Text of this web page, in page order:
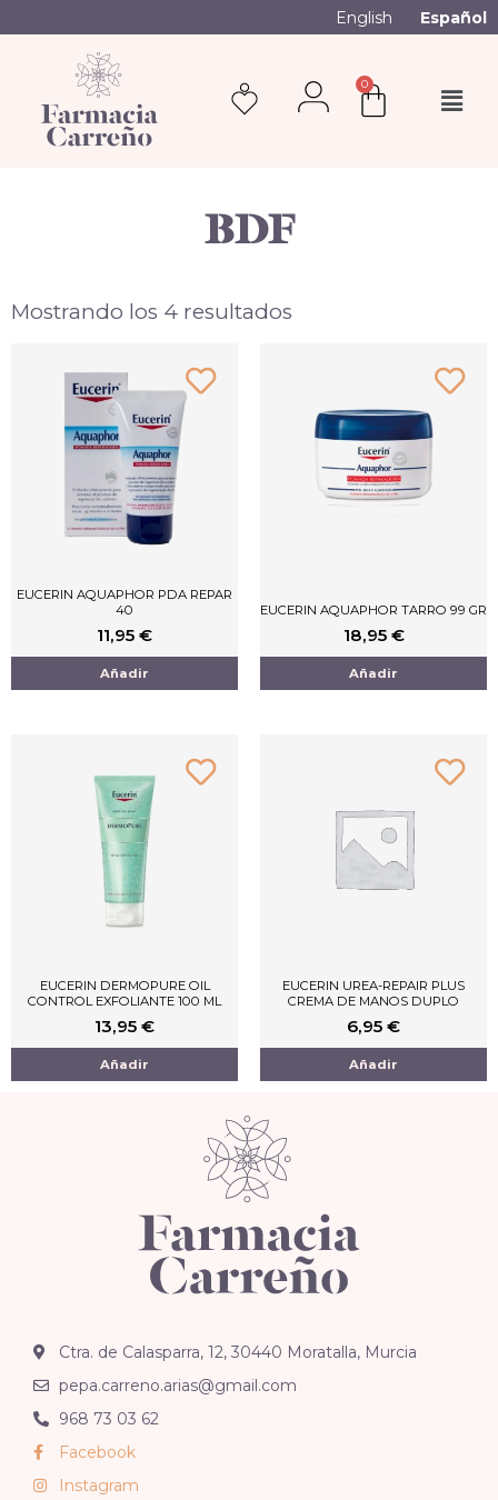
English Español
0
BDF
Mostrando los 4 resultados
EUCERIN AQUAPHOR PDA REPAR
40
11,95 €
Añadir
EUCERIN AQUAPHOR TARRO 99 GR
18,95 €
Añadir
EUCERIN DERMOPURE OIL
CONTROL EXFOLIANTE 100 ML
13,95 €
Añadir
EUCERIN UREA-REPAIR PLUS
CREMA DE MANOS DUPLO
6,95 €
Añadir
Ctra. de Calasparra, 12, 30440 Moratalla, Murcia
pepa.carreno.arias@gmail.com
968 73 03 62
Facebook
Instagram